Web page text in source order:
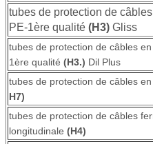
tubes de protection de
PE-1ère qualité (H3) Gliss
tubes de protection de câbles en
1ère qualité (H3.) Dil Plus
tubes de protection de câbles
H7)
tubes de protection de câbles
longitudinale (H4)